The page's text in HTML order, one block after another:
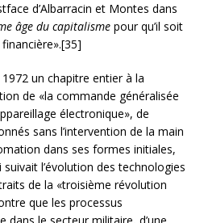
d’Albarracin et Montes dans
âge du capitalisme pour qu’il soit
un chapitre entier à la
de «la commande généralisée
électronique», de
sans l’intervention de la main
dans ses formes initiales,
l’évolution des technologies
de la «troisième révolution
que les processus